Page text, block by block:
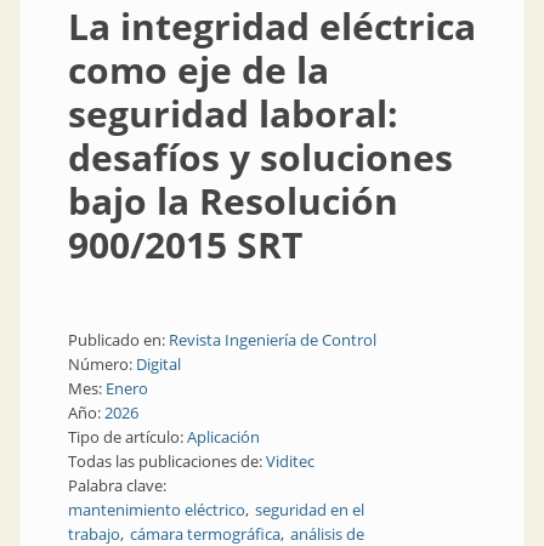
La integridad eléctrica
como eje de la
seguridad laboral:
desafíos y soluciones
bajo la Resolución
900/2015 SRT
Publicado en: Revista Ingeniería de Control
Número: Digital
Mes: Enero
Año:2026
Tipo de artículo:Aplicación
Todas las publicaciones de:Viditec
Palabra clave:
mantenimiento eléctrico seguridad en el
trabajo cámara termográfica análisis de